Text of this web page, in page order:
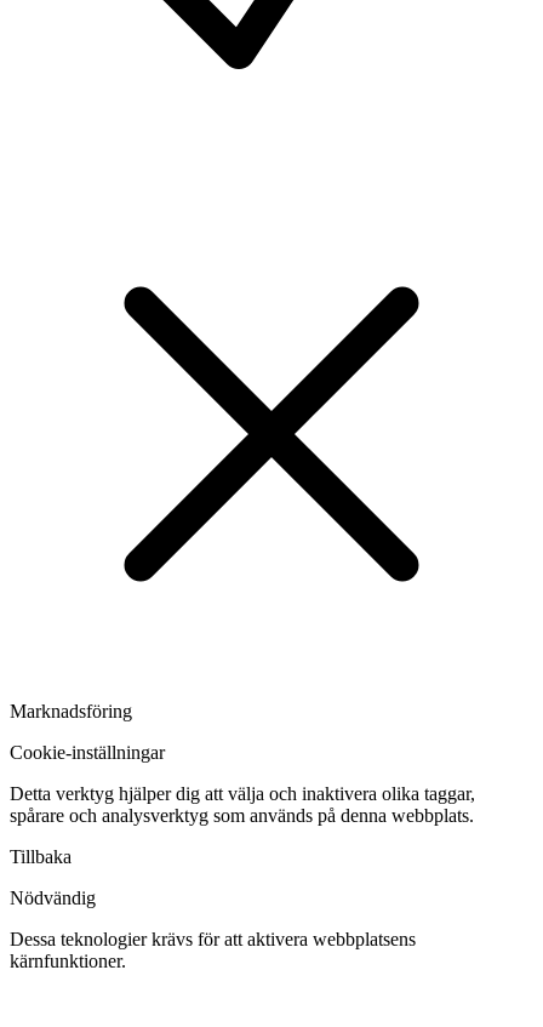
Marknadsföring
Cookie-inställningar
Detta verktyg hjälper dig att välja och inaktivera olika taggar,
spårare och analysverktyg som används på denna webbplats.
Tillbaka
Nödvändig
Dessa teknologier krävs för att aktivera webbplatsens
kärnfunktioner.